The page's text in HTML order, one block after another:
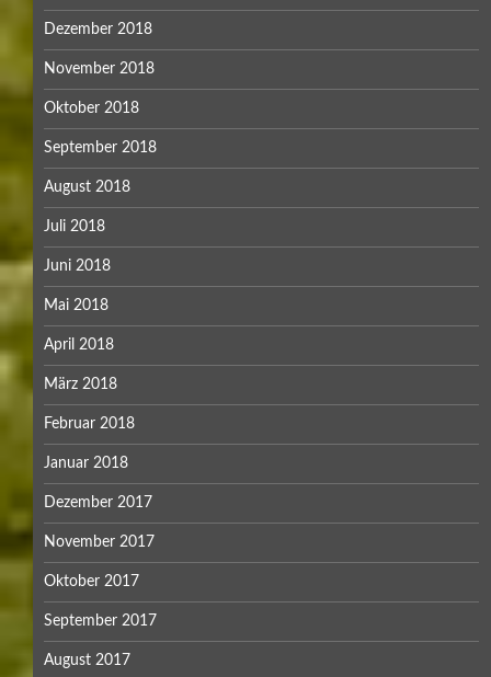
Dezember 2018
November 2018
Oktober 2018
September 2018
August 2018
Juli 2018
Juni 2018
Mai 2018
April 2018
März 2018
Februar 2018
Januar 2018
Dezember 2017
November 2017
Oktober 2017
September 2017
August 2017